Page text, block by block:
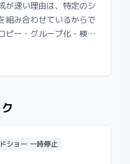
が速い理由は、特定のシ
組み合わせているからで
ピー・グループ化・検索
ショー 一時停止